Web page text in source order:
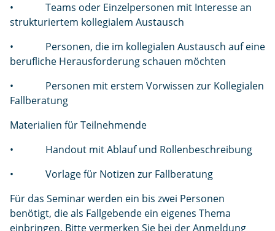
• Teams oder Einzelpersonen mit Interesse an
strukturiertem kollegialem Austausch
• Personen, die im kollegialen Austausch auf eine
berufliche Herausforderung schauen möchten
• Personen mit erstem Vorwissen zur Kollegialen
Fallberatung
Materialien für Teilnehmende
• Handout mit Ablauf und Rollenbeschreibung
• Vorlage für Notizen zur Fallberatung
Für das Seminar werden ein bis zwei Personen
benötigt, die als Fallgebende ein eigenes Thema
einbringen. Bitte vermerken Sie bei der Anmeldung